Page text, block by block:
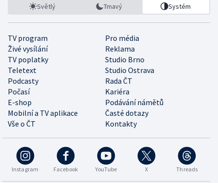
Světlý Tmavý Systém
TV program
Pro média
Živé vysílání
Reklama
TV poplatky
Studio Brno
Teletext
Studio Ostrava
Podcasty
Rada ČT
Počasí
Kariéra
E-shop
Podávání námětů
Mobilní a TV aplikace
Časté dotazy
Vše o ČT
Kontakty
Instagram Facebook YouTube X Threads